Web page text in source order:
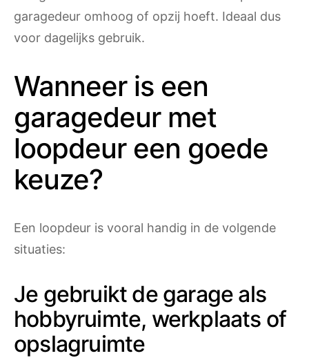
garagedeur omhoog of opzij hoeft. Ideaal dus
voor dagelijks gebruik.
Wanneer is een
garagedeur met
loopdeur een goede
keuze?
Een loopdeur is vooral handig in de volgende
situaties:
Je gebruikt de garage als
hobbyruimte, werkplaats of
opslagruimte